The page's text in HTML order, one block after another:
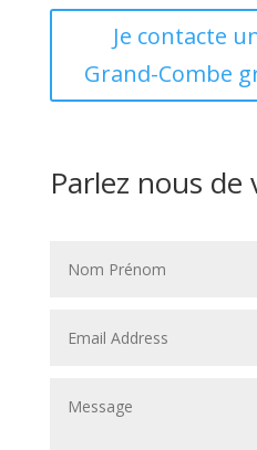
Je contacte
Grand-Combe
Parlez nous